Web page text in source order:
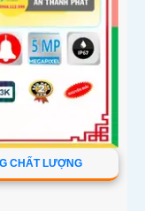
CHẤT LƯỢNG